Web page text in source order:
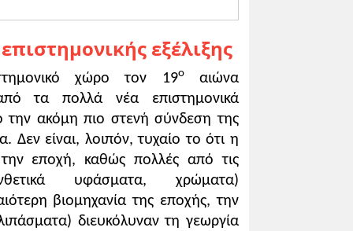
γεγονός ότι τα συμπεράσματά του
Απέναντι σε αυτές, ο Δαρβίνος
το κείμενο του
στο πρόσθετο
εξέλιξης
χώρο τον 19οαιώνα
τα πολλά νέα επιστημονικά
την ακόμη πιο στενή σύνδεση της
Δεν είναι, λοιπόν, τυχαίο το ότι η
εποχή, καθώς πολλές από τις
υφάσματα, χρώματα)
βιομηχανία της εποχής, την
διευκόλυναν τη γεωργία